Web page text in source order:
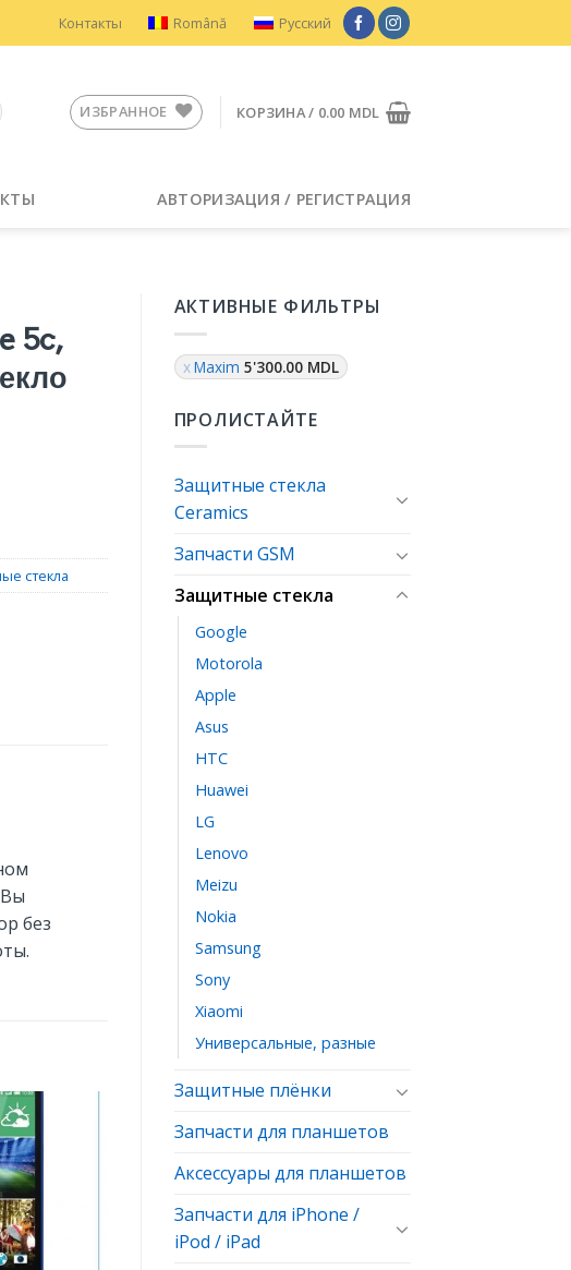
Контакты Română Русский
ИЗБРАННОЕ КОРЗИНА / 0.00 MDL
АВТОРИЗАЦИЯ / РЕГИСТРАЦИЯ
АКТИВНЫЕ ФИЛЬТРЫ
Maxim 5'300.00 MDL
ПРОЛИСТАЙТЕ
Защитные стекла
Ceramics
Запчасти GSM
Защитные стекла
Google
Motorola
Apple
Asus
HTC
Huawei
LG
Lenovo
Meizu
Nokia
Samsung
Sony
Xiaomi
Универсальные, разные
Защитные плёнки
Запчасти для планшетов
Аксессуары для планшетов
Запчасти для iPhone /
iPod / iPad
5c,
SE - Защитное стекло
стекла
Вы
без
Добавить
Избранное